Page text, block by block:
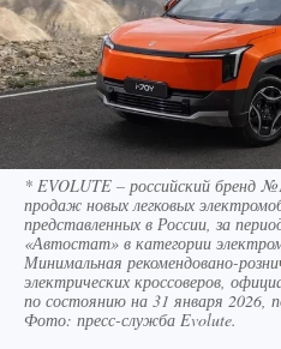
* EVOLUTE – российский бренд
продаж новых легковых
представленных в России, за
«Автостат» в категории
Минимальная рекомендовано-
электрических кроссоверов,
по состоянию на 31 января
Фото: пресс-служба Evolute.